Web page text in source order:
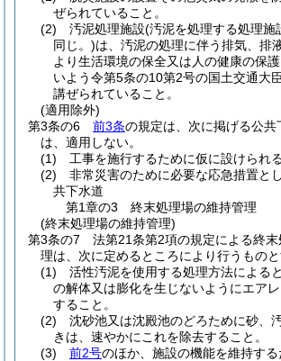
ぜられていること。
(2)
汚泥処理施設(汚泥を処理する処理施
同じ。)は、汚泥の処理に伴う排気、排
より生活環境の保全又は人の健康の保
いよう令第5条の10第2号の国土交通大
講ぜられていること。
(適用除外)
第3条の6
前3条の規定は、次に掲げる公共
は、適用しない。
(1)
工事を施行するために仮に設けられ
(2)
非常災害のために必要な応急措置と
共下水道
第1章の3
終末処理場の維持管理
(終末処理場の維持管理)
第3条の7
法第21条第2項の規定による終
理は、次に定めるところにより行うものと
(1)
活性汚泥を使用する処理方法による
の解体又は膨化を生じないようにエア
すること。
(2)
沈砂池又は沈殿池のどろために砂、
きは、速やかにこれを除去すること。
(3)
前2号のほか、施設の機能を維持す